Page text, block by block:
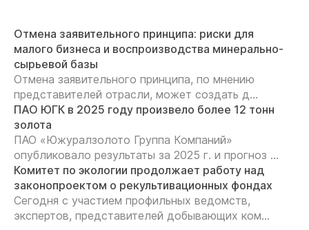
Отмена заявительного принципа: риски для
малого бизнеса и воспроизводства минерально-
сырьевой базы
Отмена заявительного принципа, по мнению
представителей отрасли, может создать д...
ПАО ЮГК в 2025 году произвело более 12 тонн
золота
ПАО «Южуралзолото Группа Компаний»
опубликовало результаты за 2025 г. и прогноз ...
Комитет по экологии продолжает работу над
законопроектом о рекультивационных фондах
Сегодня с участием профильных ведомств,
экспертов, представителей добывающих ком...